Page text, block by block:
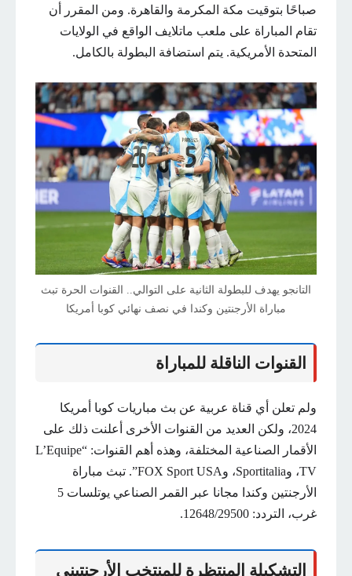
صباحًا بتوقيت مكة المكرمة والقاهرة. ومن المقرر أن
تقام المباراة على ملعب ماتلايف الواقع في الولايات
المتحدة الأمريكية. يتم استضافة البطولة بالكامل.
التانجو يهدف للبطولة الثانية على التوالي.. القنوات الحرة تبث
مباراة الأرجنتين وكندا في نصف نهائي كوبا أمريكا
القنوات الناقلة للمباراة
ولم تعلن أي قناة عربية عن بث مباريات كوبا أمريكا
2024، ولكن العديد من القنوات الأخرى أعلنت ذلك على
الأقمار الصناعية المختلفة، وهذه أهم القنوات: “L’Equipe
TV، وSportitalia، وFOX Sport USA”. تبث مباراة
الأرجنتين وكندا مجانا عبر القمر الصناعي يوتلسات 5
غرب، التردد: 12648/29500.
التشكيلة المنتظرة للمنتخب الأرجنتيني